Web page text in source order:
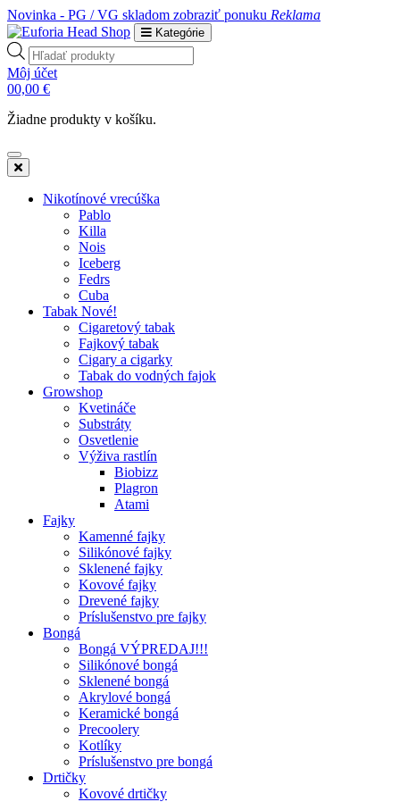
Novinka - PG / VG skladom zobraziť ponuku Reklama
Kategórie
Products
search
Môj účet
00,00 €
Žiadne produkty v košíku.
Nikotínové vrecúška
Pablo
Killa
Nois
Iceberg
Fedrs
Cuba
Tabak Nové!
Cigaretový tabak
Fajkový tabak
Cigary a cigarky
Tabak do vodných fajok
Growshop
Kvetináče
Substráty
Osvetlenie
Výživa rastlín
Biobizz
Plagron
Atami
Fajky
Kamenné fajky
Silikónové fajky
Sklenené fajky
Kovové fajky
Drevené fajky
Príslušenstvo pre fajky
Bongá
Bongá VÝPREDAJ!!!
Silikónové bongá
Sklenené bongá
Akrylové bongá
Keramické bongá
Precoolery
Kotlíky
Príslušenstvo pre bongá
Drtičky
Kovové drtičky